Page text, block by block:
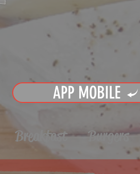
APP MOBILE
Breakfast Burgers